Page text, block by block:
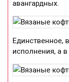
авангардных.
Единственное,
исполнения, а